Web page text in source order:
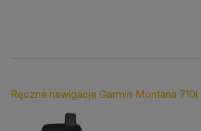
Ręczna nawigacja Garmin Montana 710i